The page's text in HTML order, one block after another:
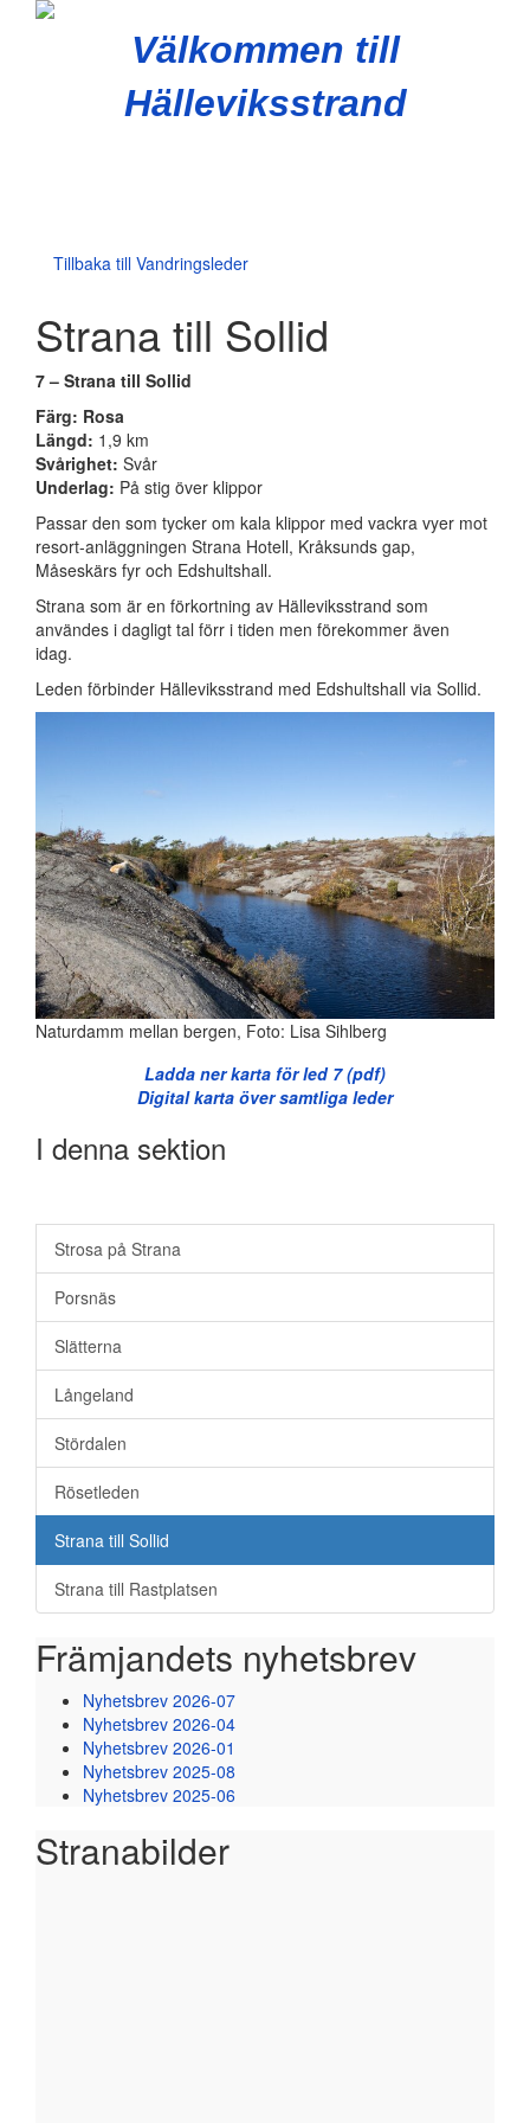
Välkommen till
Hälleviksstrand
Tillbaka till Vandringsleder
Strana till Sollid
7 – Strana till Sollid
Färg: Rosa
Längd: 1,9 km
Svårighet: Svår
Underlag: På stig över klippor
Passar den som tycker om kala klippor med vackra vyer mot
resort-anläggningen Strana Hotell, Kråksunds gap,
Måseskärs fyr och Edshultshall.
Strana som är en förkortning av Hälleviksstrand som
användes i dagligt tal förr i tiden men förekommer även
idag.
Leden förbinder Hälleviksstrand med Edshultshall via Sollid.
Naturdamm mellan bergen, Foto: Lisa Sihlberg
Ladda ner karta för led 7 (pdf)
Digital karta över samtliga leder
I denna sektion
Strosa på Strana
Porsnäs
Slätterna
Långeland
Stördalen
Rösetleden
Strana till Sollid
Strana till Rastplatsen
Främjandets nyhetsbrev
Nyhetsbrev 2026-07
Nyhetsbrev 2026-04
Nyhetsbrev 2026-01
Nyhetsbrev 2025-08
Nyhetsbrev 2025-06
Stranabilder